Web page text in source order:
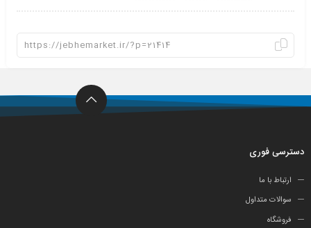
دسترسی فوری
ارتباط با ما
سوالات متداول
فروشگاه